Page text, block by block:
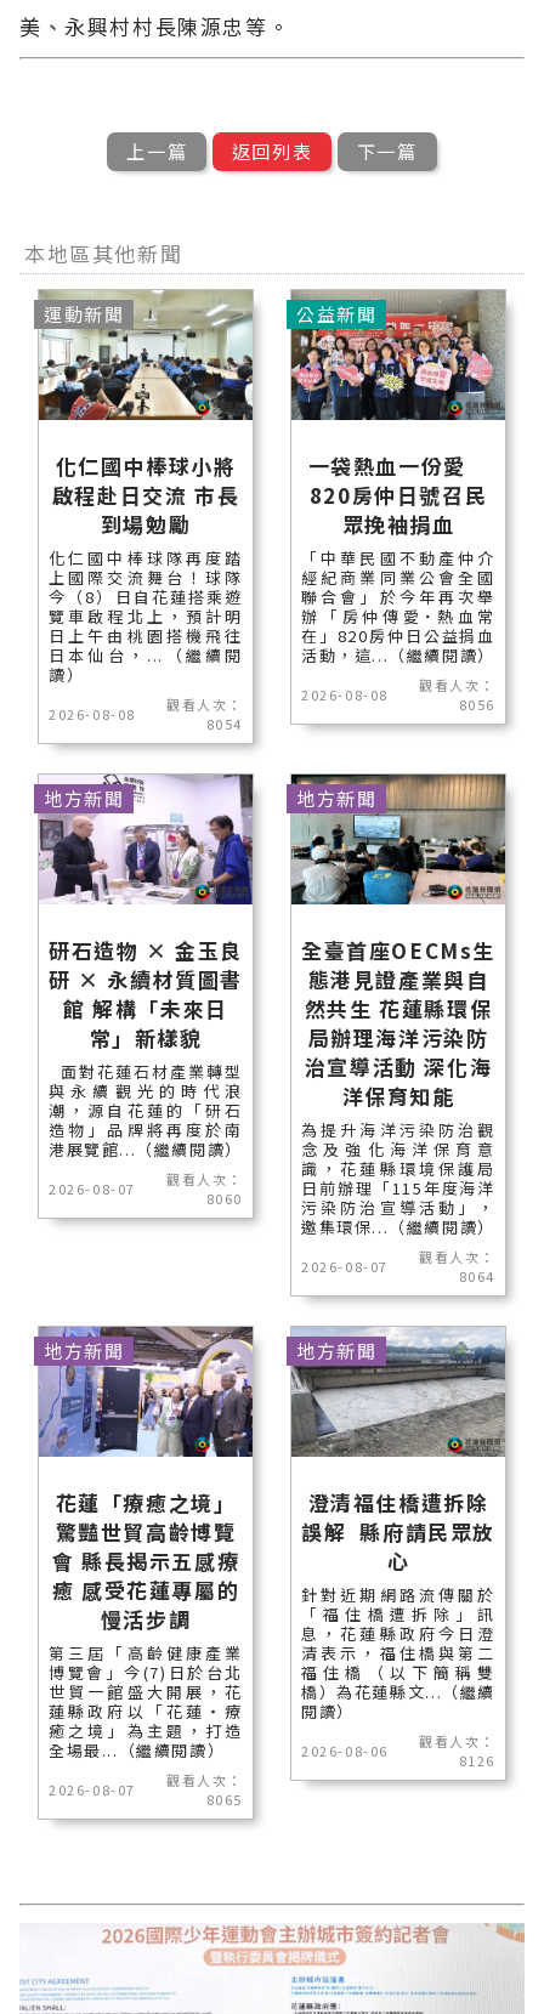
美、永興村村長陳源忠等。
上一篇 返回列表 下一篇
本地區其他新聞
化仁國中棒球小將
啟程赴日交流 市長
到場勉勵
化仁國中棒球隊再度踏
上國際交流舞台！球隊
今（8）日自花蓮搭乘遊
覽車啟程北上，預計明
日上午由桃園搭機飛往
日本仙台，...（繼續閱
讀）
2026-08-08
觀看人次：
8054
運動新聞
一袋熱血一份愛
820房仲日號召民
眾挽袖捐血
「中華民國不動產仲介
經紀商業同業公會全國
聯合會」於今年再次舉
辦「房仲傳愛˙熱血常
在」820房仲日公益捐血
活動，這...（繼續閱讀）
2026-08-08
觀看人次：
8056
公益新聞
研石造物 × 金玉良
研 × 永續材質圖書
館 解構「未來日
常」新樣貌
面對花蓮石材產業轉型
與永續觀光的時代浪
潮，源自花蓮的「研石
造物」品牌將再度於南
港展覽館...（繼續閱讀）
2026-08-07
觀看人次：
8060
地方新聞
全臺首座OECMs生
態港見證產業與自
然共生 花蓮縣環保
局辦理海洋污染防
治宣導活動 深化海
洋保育知能
為提升海洋污染防治觀
念及強化海洋保育意
識，花蓮縣環境保護局
日前辦理「115年度海洋
污染防治宣導活動」，
邀集環保...（繼續閱讀）
2026-08-07
觀看人次：
8064
地方新聞
花蓮「療癒之境」
驚豔世貿高齡博覽
會 縣長揭示五感療
癒 感受花蓮專屬的
慢活步調
第三屆「高齡健康產業
博覽會」今(7)日於台北
世貿一館盛大開展，花
蓮縣政府以「花蓮‧療
癒之境」為主題，打造
全場最...（繼續閱讀）
2026-08-07
觀看人次：
8065
地方新聞
澄清福住橋遭拆除
誤解 縣府請民眾放
心
針對近期網路流傳關於
「福住橋遭拆除」訊
息，花蓮縣政府今日澄
清表示，福住橋與第二
福住橋（以下簡稱雙
橋）為花蓮縣文...（繼續
閱讀）
2026-08-06
觀看人次：
8126
地方新聞